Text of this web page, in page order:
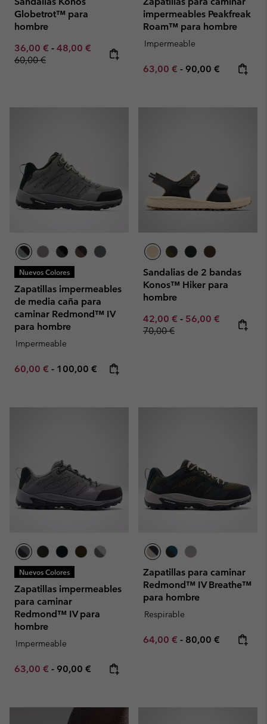
Globetrot™ para
hombre
Minimum sale price:
36,00 € - Maximum sale price:
48,00 € Regular price:
60,00 €
impermeables Peakfreak
Roam™ para hombre
Impermeable
Minimum sale price:
63,00 € - Maximum price:
90,00 €
Nuevos Colores
Zapatillas impermeables
de media caña para
caminar Redmond™ IV
para hombre
Impermeable
Minimum sale price:
60,00 € - Maximum price:
100,00 €
Sandalias de 2 bandas
Konos™ Hiker para
hombre
Minimum sale price:
42,00 € - Maximum sale
56,00 € Regular
70,00 €
Nuevos Colores
Zapatillas impermeables
para caminar
Redmond™ IV para
hombre
Impermeable
Minimum sale price:
63,00 € - Maximum price:
90,00 €
Zapatillas para caminar
Redmond™ IV Breathe™
para hombre
Respirable
Minimum sale price:
64,00 € - Maximum price:
80,00 €